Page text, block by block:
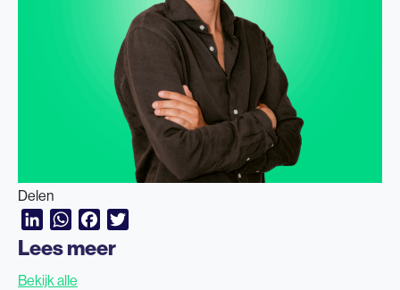
Delen
LinkedInWhatsAppFacebook
Lees meer
Bekijk alle